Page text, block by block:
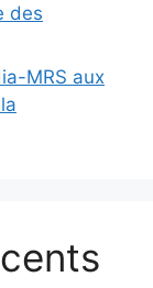
des
MRS aux